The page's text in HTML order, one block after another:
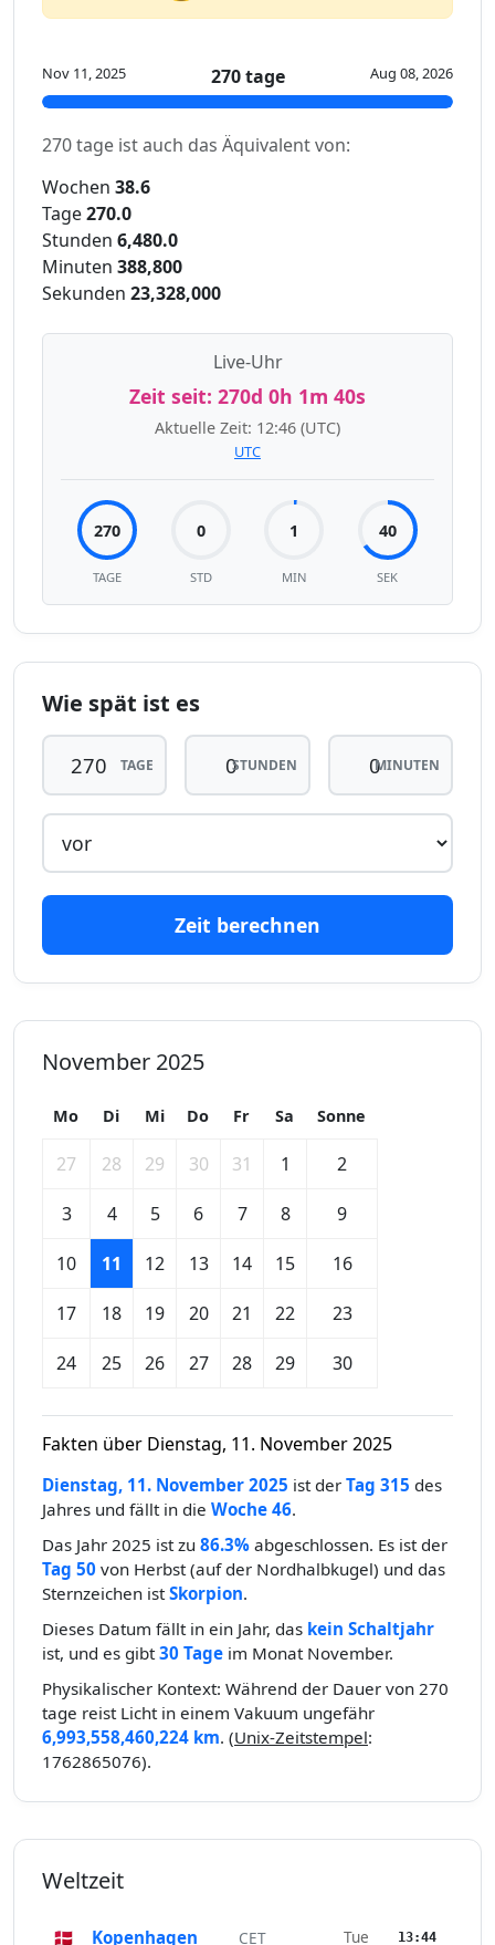
Nov 11, 2025 270 tage Aug 08, 2026
270 tage ist auch das Äquivalent von:
Wochen 38.6
Tage270.0
Stunden 6,480.0
Minuten 388,800
Sekunden 23,328,000
Live-Uhr
Zeit seit: 270d 0h 1m 40s
Aktuelle Zeit: 12:46 (UTC)
UTC
270
TAGE
0
STD
1
MIN
40
SEK
Wie spät ist es
TAGE STUNDEN MINUTEN
Zeit berechnen
November 2025
Mo Di Mi Do Fr Sa Sonne
27 28 29 30 31 1 2
3 4 5 6 7 8 9
10 11 12 13 14 15 16
17 18 19 20 21 22 23
24 25 26 27 28 29 30
Fakten über Dienstag, 11. November 2025
Dienstag, 11. November 2025 ist der Tag 315 des
Jahres und fällt in die Woche 46.
Das Jahr 2025 ist zu 86.3% abgeschlossen. Es ist der
Tag 50 von Herbst (auf der Nordhalbkugel) und das
Sternzeichen istSkorpion.
Dieses Datum fällt in ein Jahr, das kein Schaltjahr
ist, und es gibt30 Tage im Monat November.
Physikalischer Kontext: Während der Dauer von 270
tage reist Licht in einem Vakuum ungefähr
6,993,558,460,224 km. (Unix-Zeitstempel:
1762865076).
Weltzeit
🇩🇰 Kopenhagen CET Tue 13:44